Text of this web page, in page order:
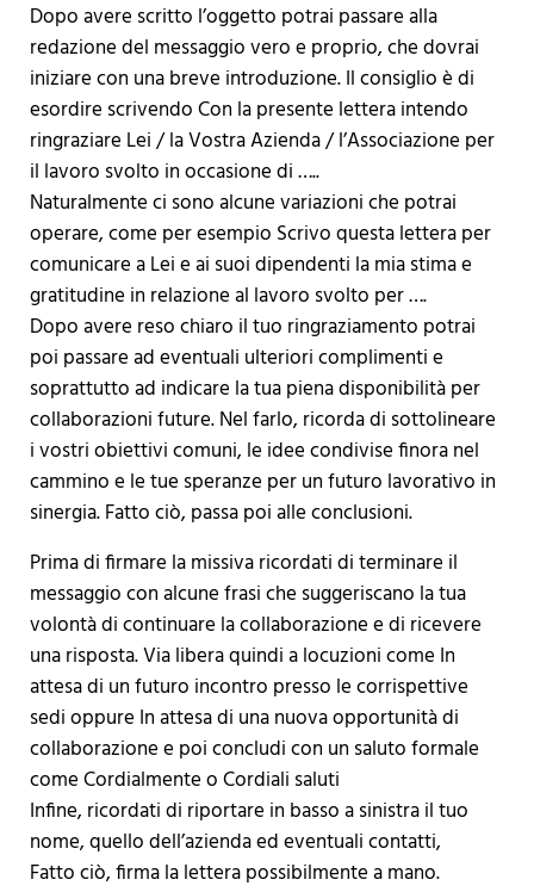
Dopo avere scritto l’oggetto potrai passare alla
redazione del messaggio vero e proprio, che dovrai
iniziare con una breve introduzione. Il consiglio è di
esordire scrivendo Con la presente lettera intendo
ringraziare Lei / la Vostra Azienda / l’Associazione per
il lavoro svolto in occasione di …..
Naturalmente ci sono alcune variazioni che potrai
operare, come per esempio Scrivo questa lettera per
comunicare a Lei e ai suoi dipendenti la mia stima e
gratitudine in relazione al lavoro svolto per ….
Dopo avere reso chiaro il tuo ringraziamento potrai
poi passare ad eventuali ulteriori complimenti e
soprattutto ad indicare la tua piena disponibilità per
collaborazioni future. Nel farlo, ricorda di sottolineare
i vostri obiettivi comuni, le idee condivise finora nel
cammino e le tue speranze per un futuro lavorativo in
sinergia. Fatto ciò, passa poi alle conclusioni.
Prima di firmare la missiva ricordati di terminare il
messaggio con alcune frasi che suggeriscano la tua
volontà di continuare la collaborazione e di ricevere
una risposta. Via libera quindi a locuzioni come In
attesa di un futuro incontro presso le corrispettive
sedi oppure In attesa di una nuova opportunità di
collaborazione e poi concludi con un saluto formale
come Cordialmente o Cordiali saluti
Infine, ricordati di riportare in basso a sinistra il tuo
nome, quello dell’azienda ed eventuali contatti,
Fatto ciò, firma la lettera possibilmente a mano.